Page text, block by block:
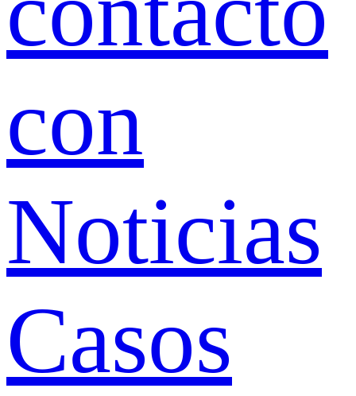
con
Noticias
Casos